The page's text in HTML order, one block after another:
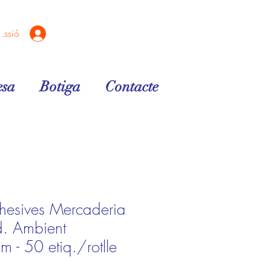
Botiga Contacte
Mercaderia
Ambient
- 50 etiq./rotlle